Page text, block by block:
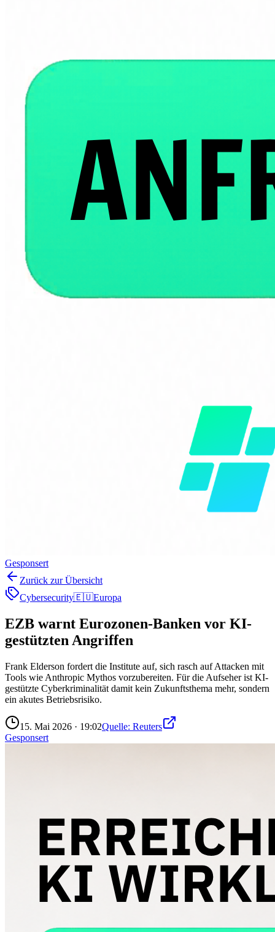
Gesponsert
Zurück zur Übersicht
Cybersecurity🇪🇺Europa
EZB warnt Eurozonen-Banken vor KI-
gestützten Angriffen
Frank Elderson fordert die Institute auf, sich rasch auf Attacken mit
Tools wie Anthropic Mythos vorzubereiten. Für die Aufseher ist KI-
gestützte Cyberkriminalität damit kein Zukunftsthema mehr, sondern
ein akutes Betriebsrisiko.
15. Mai 2026 · 19:02Quelle: Reuters
Gesponsert